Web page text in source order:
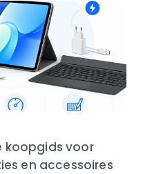
koopgids voor
en accessoires